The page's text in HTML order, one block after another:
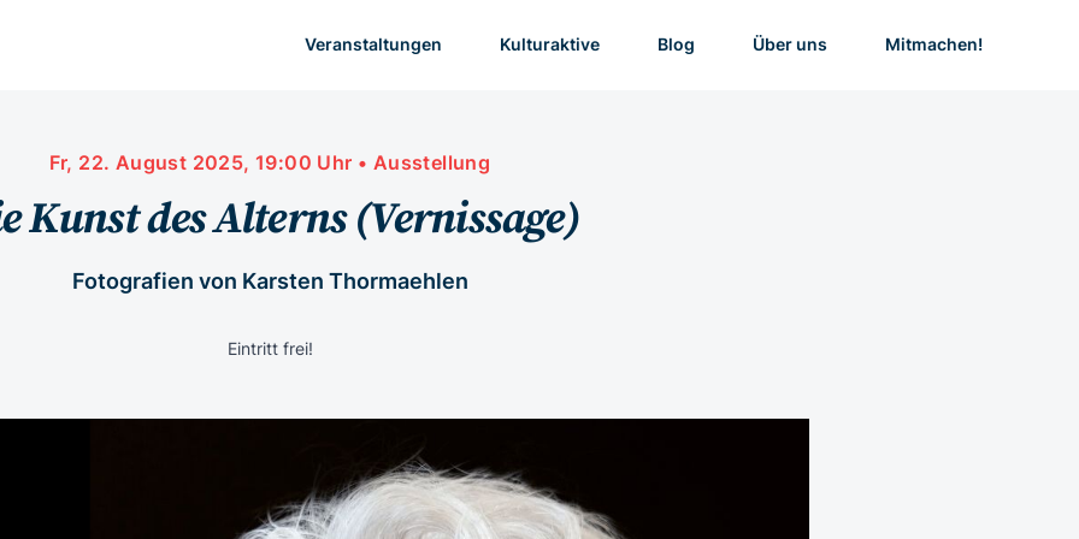
Veranstaltungen Kulturaktive Blog Über uns Mitmachen!
Fr, 22. August 2025, 19:00 Uhr • Ausstellung
Kunst des Alterns (Vernissage)
Fotografien von Karsten Thormaehlen
Eintritt frei!